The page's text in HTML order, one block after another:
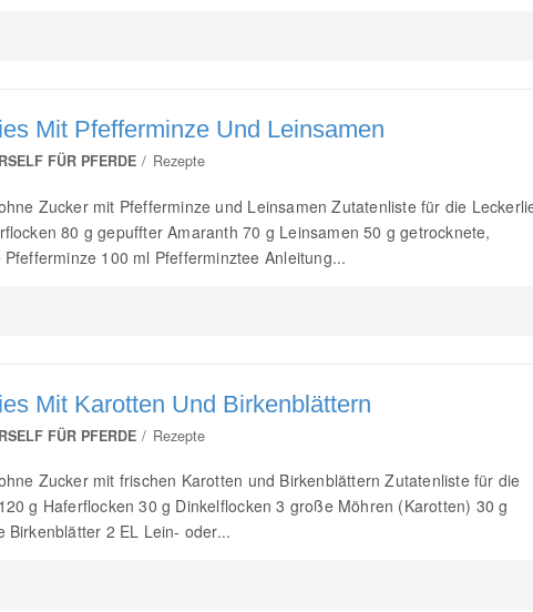
Mit Pfefferminze Und Leinsamen
FÜR PFERDE Rezepte
Zucker mit Pfefferminze und Leinsamen Zutatenliste für die
80 g gepuffter Amaranth 70 g Leinsamen 50 g getrocknete,
100 ml Pfefferminztee Anleitung...
Mit Karotten Und Birkenblättern
FÜR PFERDE Rezepte
Zucker mit frischen Karotten und Birkenblättern Zutatenliste für die
g Haferflocken 30 g Dinkelflocken 3 große Möhren (Karotten) 30 g
Birkenblätter 2 EL Lein- oder...